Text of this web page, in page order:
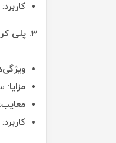
کاربرد
3. پلی کربنات (Polycarbonate)
مزایا:
معایب
کاربرد